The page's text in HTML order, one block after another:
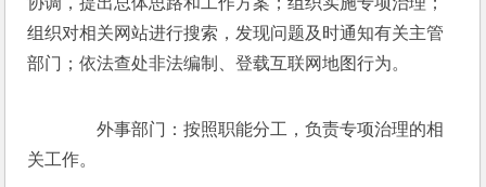
组织对相关网站进行搜索，发现问题及时通知有关主管
部门；依法查处非法编制、登载互联网地图行为。
外事部门：按照职能分工，负责专项治理的相
关工作。